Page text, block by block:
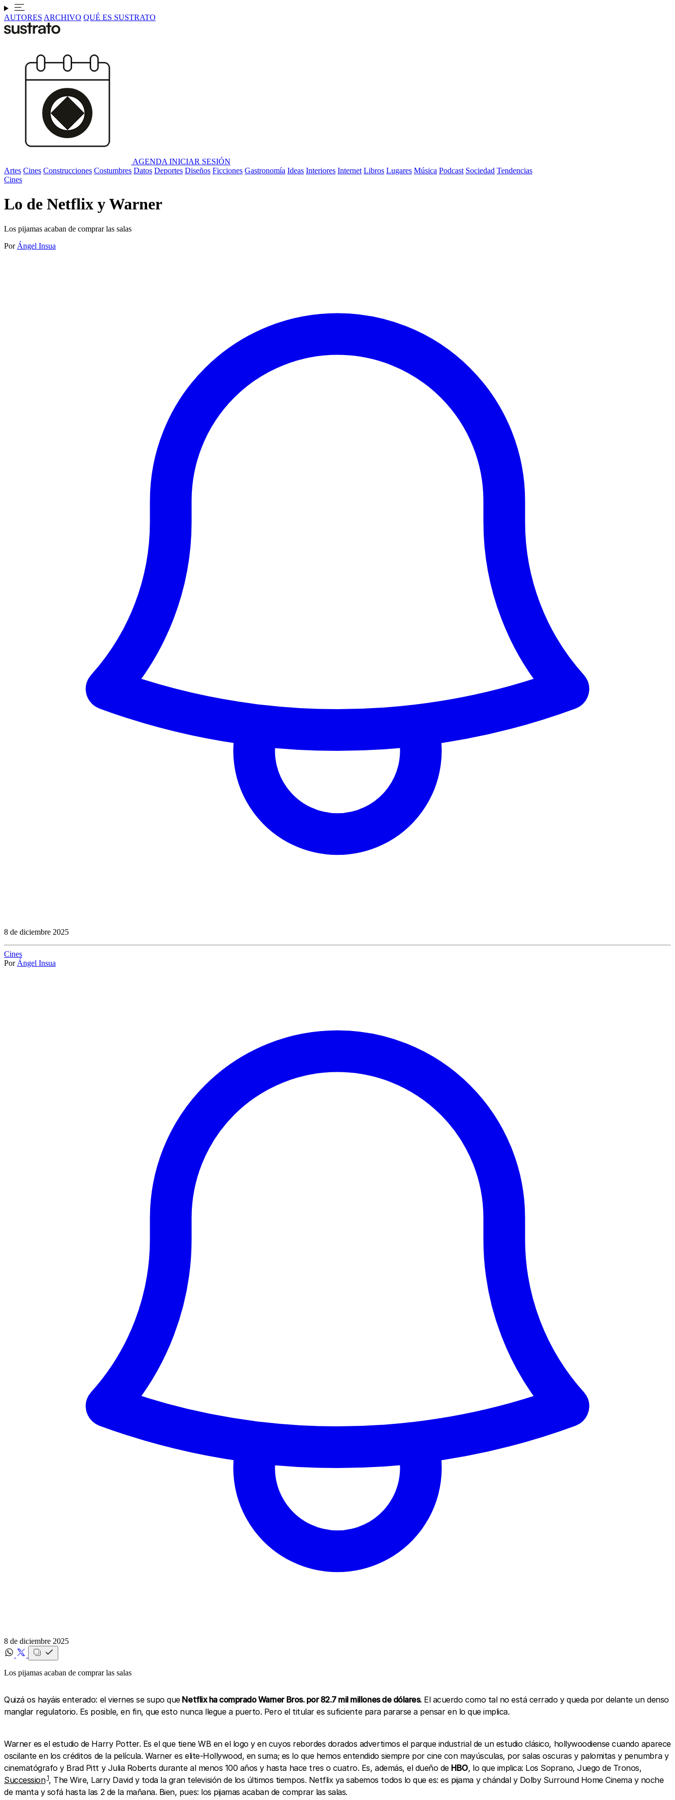
AUTORES ARCHIVO QUÉ ES SUSTRATO
AGENDA INICIAR SESIÓN
Artes Cines Construcciones Costumbres Datos Deportes Diseños Ficciones Gastronomía Ideas Interiores Internet Libros Lugares Música Podcast Sociedad Tendencias
Cines
Lo de Netflix y Warner
Los pijamas acaban de comprar las salas
Por Ángel Insua
8 de diciembre 2025
Cines
Por Ángel Insua
8 de diciembre 2025
Los pijamas acaban de comprar las salas
Quizá os hayáis enterado: el viernes se supo queNetflix ha comprado Warner Bros. por 82.7 mil millones de dólares. El acuerdo como tal no está cerrado y queda por delante un denso
manglar regulatorio. Es posible, en fin, que esto nunca llegue a puerto. Pero el titular es suficiente para pararse a pensar en lo que implica.
Warner es el estudio de Harry Potter. Es el que tiene WB en el logo y en cuyos rebordes dorados advertimos el parque industrial de un estudio clásico, hollywoodiense cuando aparece
oscilante en los créditos de la película. Warner es elite-Hollywood, en suma; es lo que hemos entendido siempre por cine con mayúsculas, por salas oscuras y palomitas y penumbra y
cinematógrafo y Brad Pitt y Julia Roberts durante al menos 100 años y hasta hace tres o cuatro. Es, además, el dueño de HBO, lo que implica: Los Soprano, Juego de Tronos,
Succession 1, The Wire, Larry David y toda la gran televisión de los últimos tiempos. Netflix ya sabemos todos lo que es: es pijama y chándal y Dolby Surround Home Cinema y noche
de manta y sofá hasta las 2 de la mañana. Bien, pues: los pijamas acaban de comprar las salas.